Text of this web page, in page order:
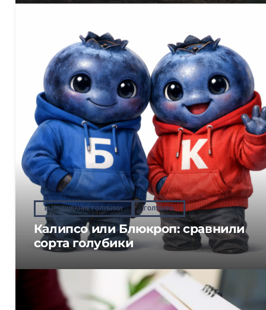
ВЫРАЩИВАНИЕ ГОЛУБИКИ ГОЛУБИКА
Калипсо или Блюкроп: сравнили
сорта голубики